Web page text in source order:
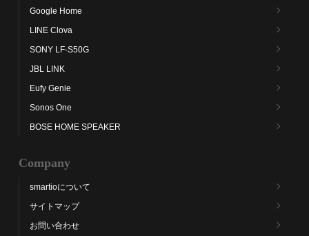
Google Home
LINE Clova
SONY LF-S50G
JBL LINK
Eufy Genie
Sonos One
BOSE HOME SPEAKER
Company
smartioについて
サイトマップ
お問い合わせ